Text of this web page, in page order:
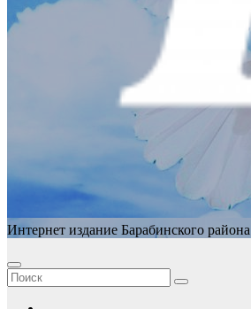
Интернет издание Барабинского района